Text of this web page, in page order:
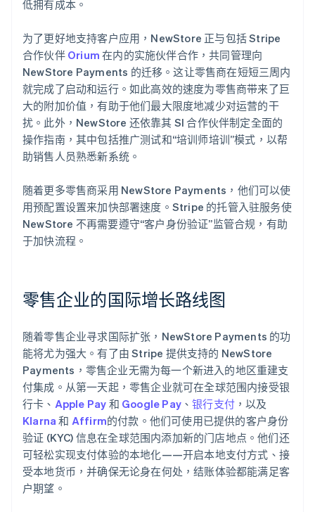
低拥有成本。
为了更好地支持客户应用，NewStore 正与包括 Stripe
合作伙伴 Orium 在内的实施伙伴合作，共同管理向
NewStore Payments 的迁移。这让零售商在短短三周内
就完成了启动和运行。如此高效的速度为零售商带来了巨
大的附加价值，有助于他们最大限度地减少对运营的干
扰。此外，NewStore 还依靠其 SI 合作伙伴制定全面的
操作指南，其中包括推广测试和“培训师培训”模式，以帮
助销售人员熟悉新系统。
随着更多零售商采用 NewStore Payments，他们可以使
用预配置设置来加快部署速度。Stripe 的托管入驻服务使
NewStore 不再需要遵守“客户身份验证”监管合规，有助
于加快流程。
零售企业的国际增长路线图
随着零售企业寻求国际扩张，NewStore Payments 的功
能将尤为强大。有了由 Stripe 提供支持的 NewStore
Payments，零售企业无需为每一个新进入的地区重建支
付集成。从第一天起，零售企业就可在全球范围内接受银
行卡、 Apple Pay 和 Google Pay 、银行支付 ，以及
Klarna 和 Affirm的付款。他们可使用已提供的客户身份
验证 (KYC) 信息在全球范围内添加新的门店地点。他们还
可轻松实现支付体验的本地化——开启本地支付方式、接
受本地货币，并确保无论身在何处，结账体验都能满足客
户期望。